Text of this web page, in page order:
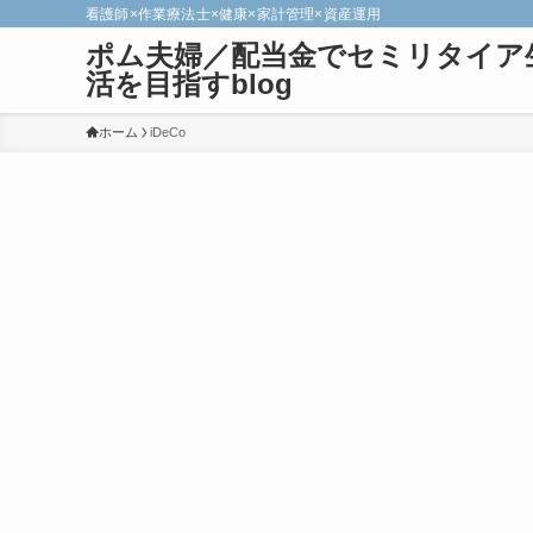
看護師×作業療法士×健康×家計管理×資産運用
ポム夫婦／配当金でセミリタイア
活を目指すblog
ホーム iDeCo